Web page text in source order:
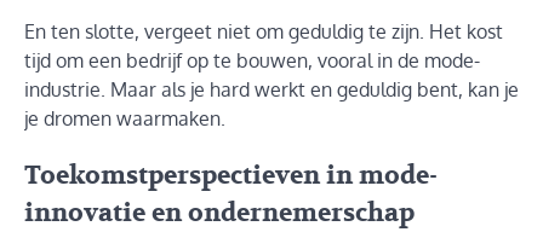
En ten slotte, vergeet niet om geduldig te zijn. Het kost
tijd om een bedrijf op te bouwen, vooral in de mode-
industrie. Maar als je hard werkt en geduldig bent, kan je
je dromen waarmaken.
Toekomstperspectieven in mode-
innovatie en ondernemerschap